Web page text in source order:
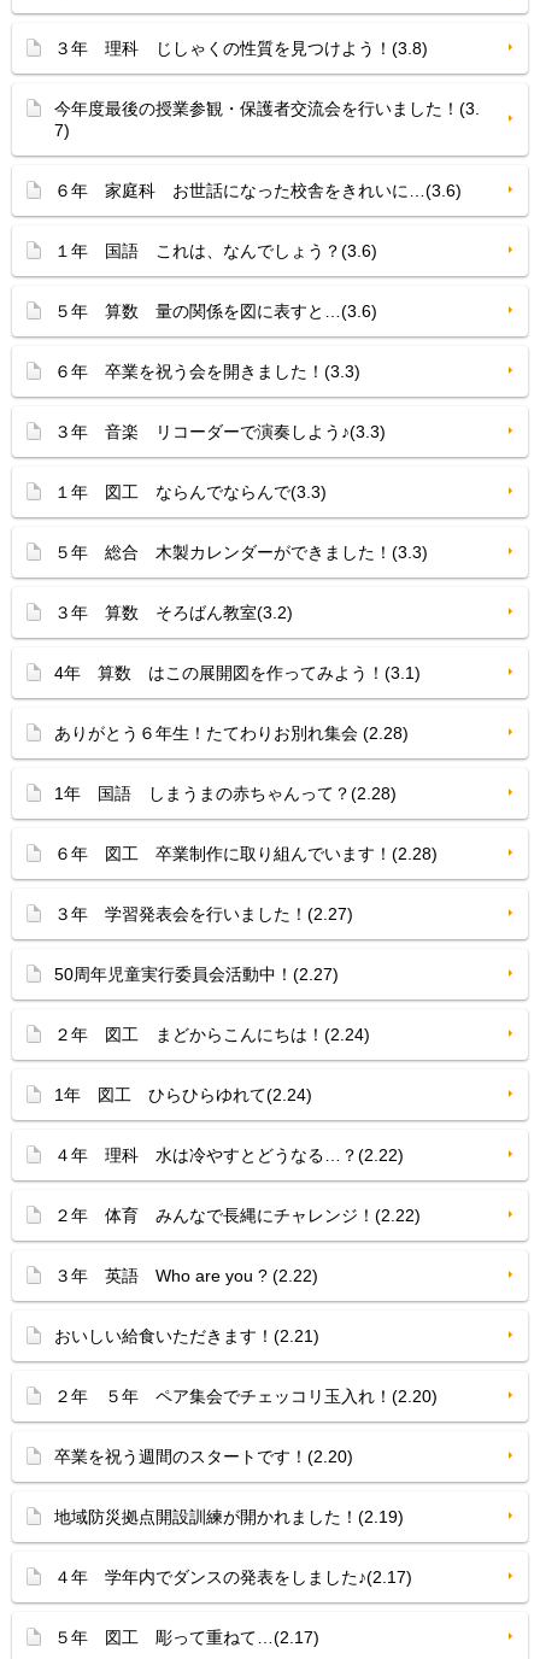
３年 理科 じしゃくの性質を見つけよう！(3.8)
今年度最後の授業参観・保護者交流会を行いました！(3.
7)
６年 家庭科 お世話になった校舎をきれいに…(3.6)
１年 国語 これは、なんでしょう？(3.6)
５年 算数 量の関係を図に表すと…(3.6)
６年 卒業を祝う会を開きました！(3.3)
３年 音楽 リコーダーで演奏しよう♪(3.3)
１年 図工 ならんでならんで(3.3)
５年 総合 木製カレンダーができました！(3.3)
３年 算数 そろばん教室(3.2)
4年 算数 はこの展開図を作ってみよう！(3.1)
ありがとう６年生！たてわりお別れ集会 (2.28)
1年 国語 しまうまの赤ちゃんって？(2.28)
６年 図工 卒業制作に取り組んでいます！(2.28)
３年 学習発表会を行いました！(2.27)
50周年児童実行委員会活動中！(2.27)
２年 図工 まどからこんにちは！(2.24)
1年 図工 ひらひらゆれて(2.24)
４年 理科 水は冷やすとどうなる…？(2.22)
２年 体育 みんなで長縄にチャレンジ！(2.22)
３年 英語 Who are you ? (2.22)
おいしい給食いただきます！(2.21)
２年 ５年 ペア集会でチェッコリ玉入れ！(2.20)
卒業を祝う週間のスタートです！(2.20)
地域防災拠点開設訓練が開かれました！(2.19)
４年 学年内でダンスの発表をしました♪(2.17)
５年 図工 彫って重ねて…(2.17)